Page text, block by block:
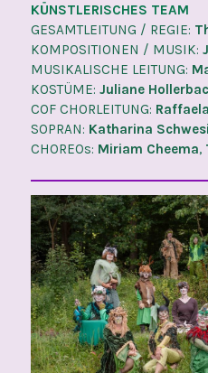
KÜNSTLERISCHES TEAM
GESAMTLEITUNG / REGIE:
KOMPOSITIONEN / MUSIK:
MUSIKALISCHE LEITUNG:
KOSTÜME: Juliane
COF CHORLEITUNG:
SOPRAN: Katharina
CHOREOs: Miriam Cheema,